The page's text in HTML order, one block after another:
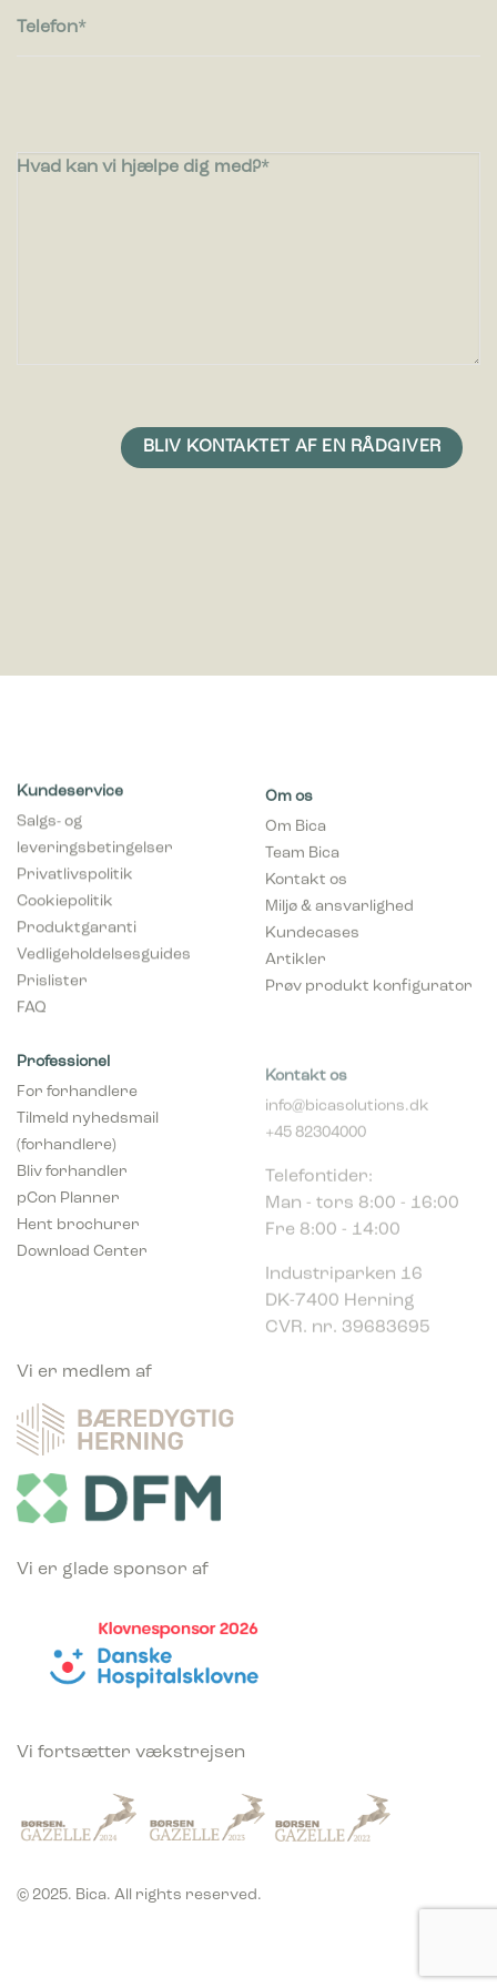
Telefon
Hvad kan vi hjælpe dig med?
Kundeservice
Salgs- og
leveringsbetingelser
Privatlivspolitik
Cookiepolitik
Produktgaranti
Vedligeholdelsesguides
Prislister
FAQ
Om os
Om Bica
Team Bica
Kontakt os
Miljø & ansvarlighed
Kundecases
Artikler
Prøv produkt konfigurator
(forhandlere)
Bliv forhandler
Hent brochurer
info@bicasolutions.dk
+45 82304000
Man - tors 8:00 - 16:00
Fre 8:00 - 14:00
DK-7400 Herning
CVR. nr. 39683695
Vi er medlem af
Vi er glade sponsor af
Vi fortsætter vækstrejsen
© 2025. Bica. All rights reserved.